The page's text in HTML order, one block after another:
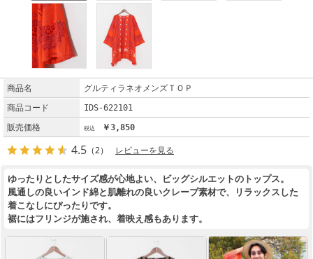
商品名
グルティラネオメンズＴＯＰ
商品コード
IDS-622101
販売価格
￥3,850
4.5 （2） レビューを見る
ゆったりとしたサイズ感が心地よい、ビッグシルエットのトップス。
風通しの良いインド綿と肌離れの良いクレープ素材で、リラックスした
着こなしにぴったりです。
裾にはフリンジが施され、着映え感もあります。